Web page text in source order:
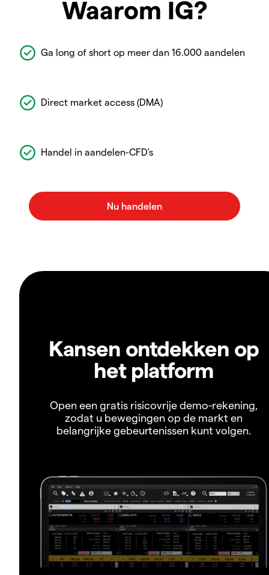
Waarom IG?
Ga long of short op meer dan 16.000 aandelen
Direct market access (DMA)
Handel in aandelen-CFD's
Kansen ontdekken op
het platform
Open een gratis risicovrije demo-rekening,
zodat u bewegingen op de markt en
belangrijke gebeurtenissen kunt volgen.